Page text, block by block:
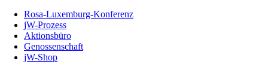
Rosa-Luxemburg-Konferenz
jW-Prozess
Aktionsbüro
Genossenschaft
jW-Shop